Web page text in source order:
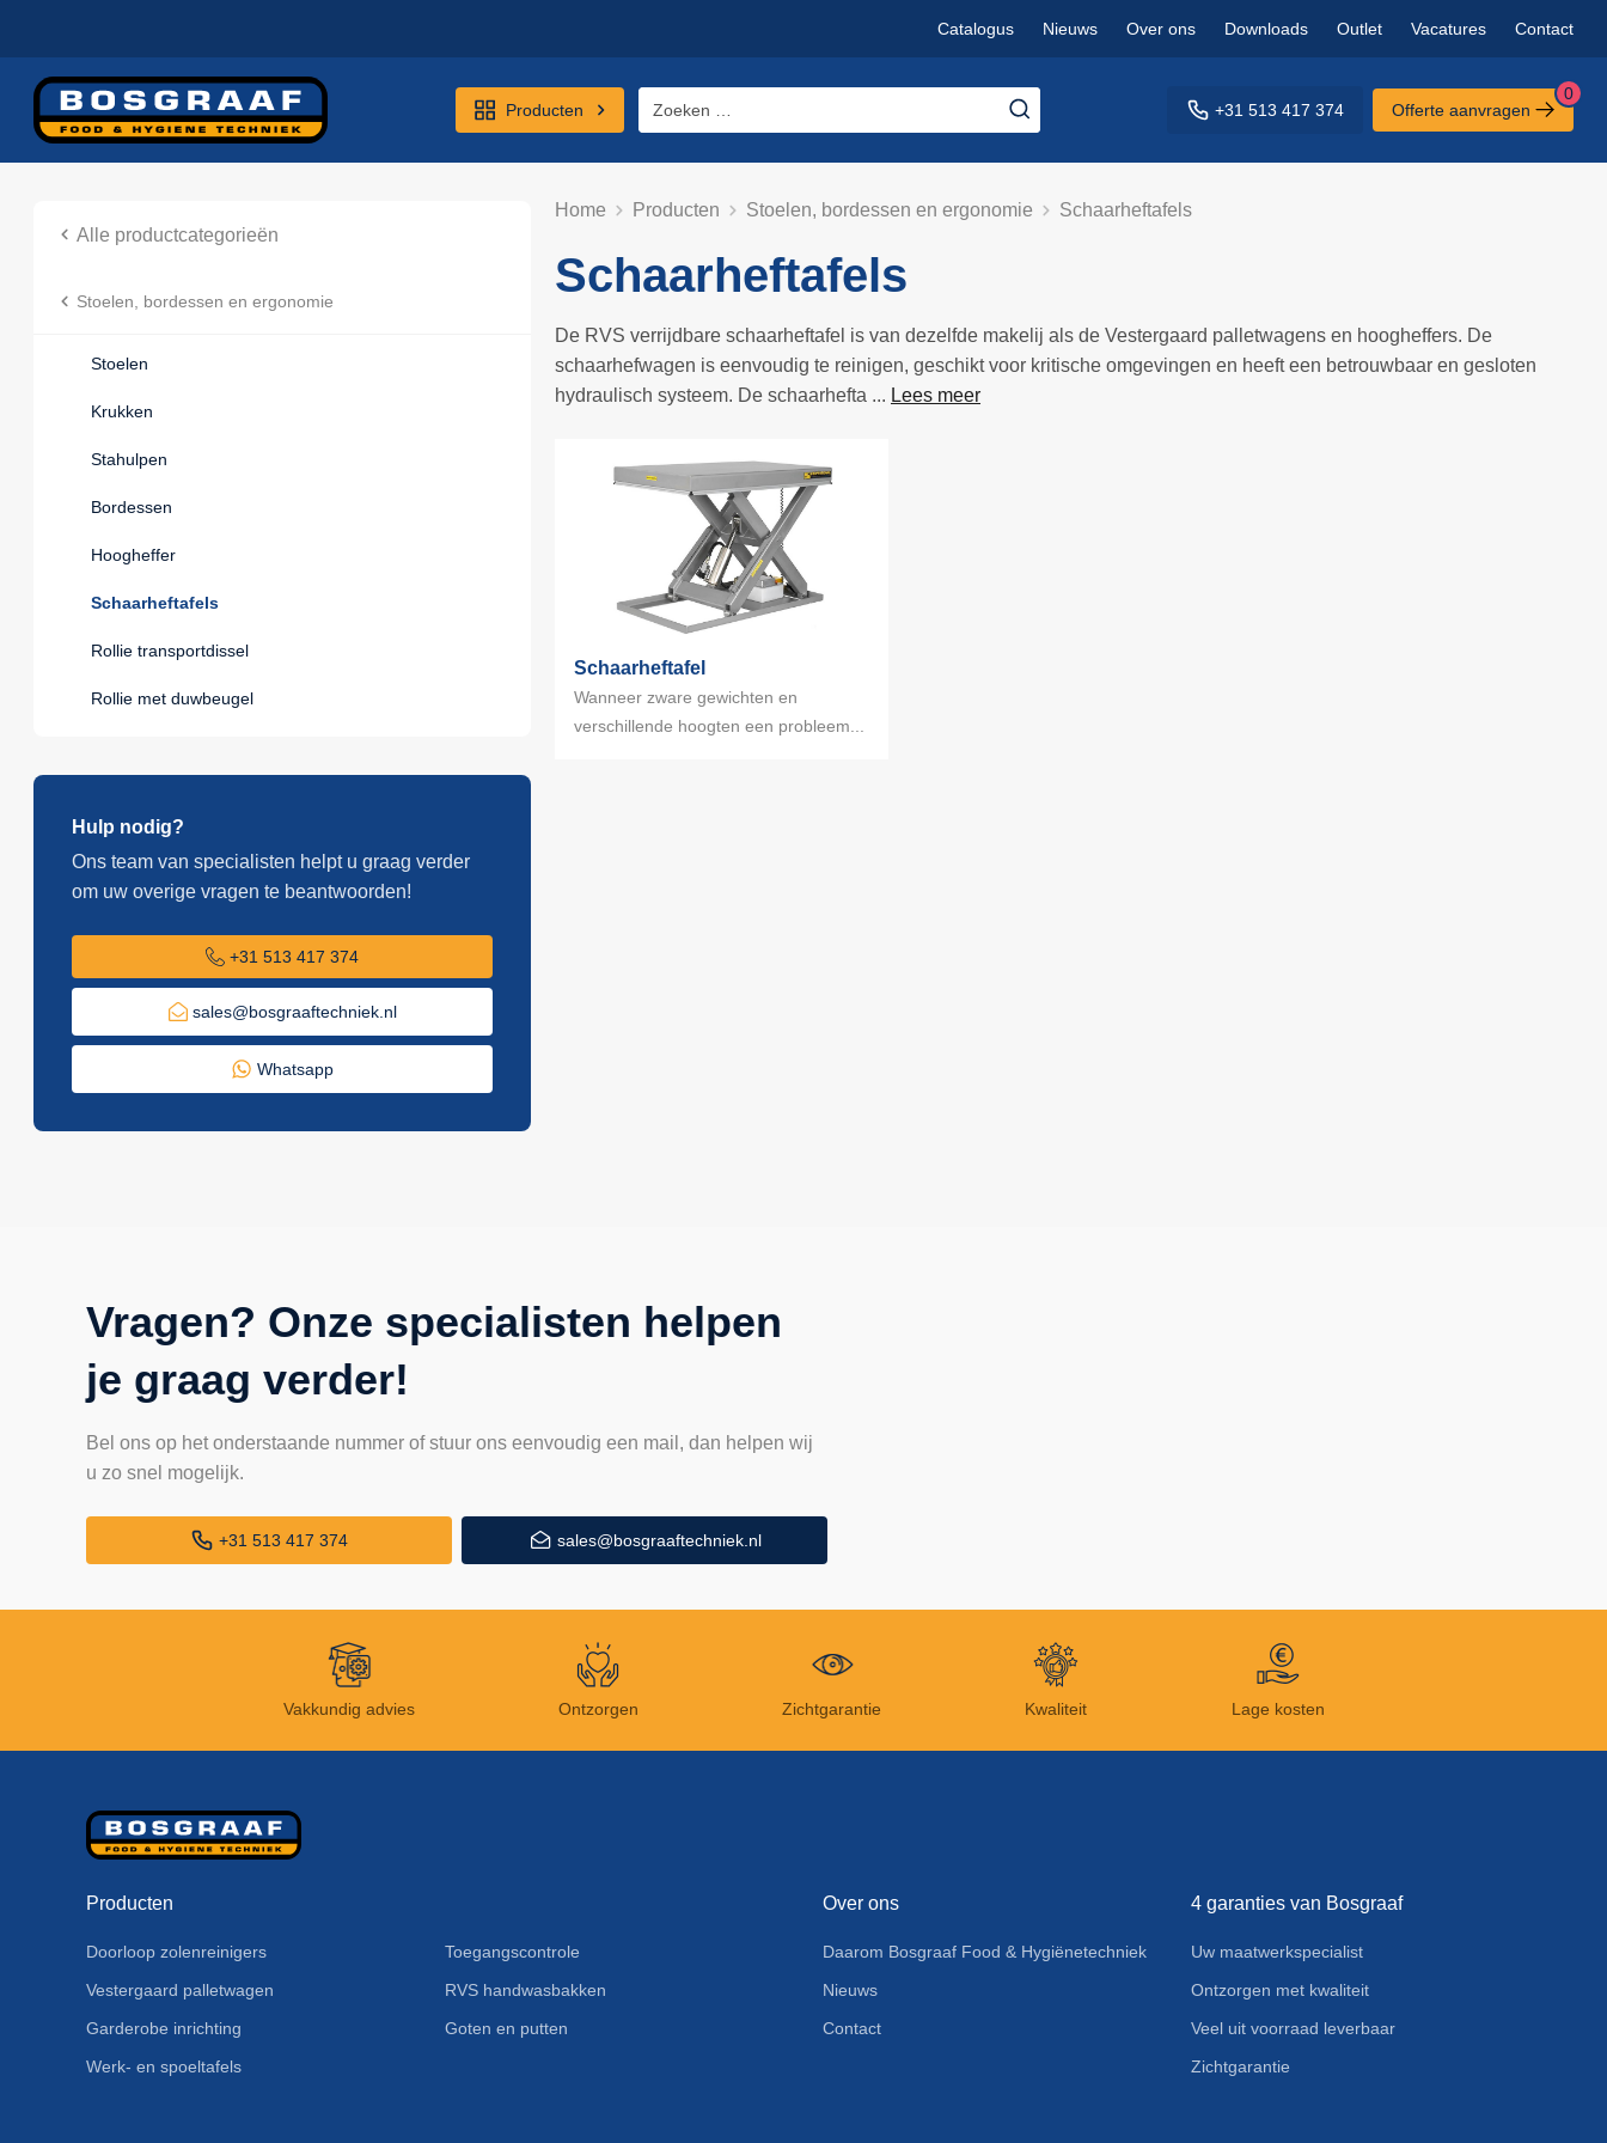
Catalogus Nieuws Over ons Downloads Outlet Vacatures Contact
Producten
naar:
+31 513 417 374 Offerte aanvragen
0
Alle productcategorieën
Stoelen, bordessen en ergonomie
Stoelen
Krukken
Stahulpen
Bordessen
Hoogheffer
Schaarheftafels
Rollie transportdissel
Rollie met duwbeugel
Hulp nodig?
Ons team van specialisten helpt u graag verder
om uw overige vragen te beantwoorden!
+31 513 417 374
sales@bosgraaftechniek.nl
Whatsapp
Home Producten Stoelen, bordessen en ergonomie Schaarheftafels
Schaarheftafels
De RVS verrijdbare schaarheftafel is van dezelfde makelij als de Vestergaard palletwagens en hoogheffers. De
schaarhefwagen is eenvoudig te reinigen, geschikt voor kritische omgevingen en heeft een betrouwbaar en gesloten
hydraulisch systeem. De schaarhefta ... Lees meer
Schaarheftafel
Wanneer zware gewichten en
verschillende hoogten een probleem...
Vragen? Onze specialisten helpen
je graag verder!
Bel ons op het onderstaande nummer of stuur ons eenvoudig een mail, dan helpen wij
u zo snel mogelijk.
+31 513 417 374 sales@bosgraaftechniek.nl
Vakkundig advies Ontzorgen Zichtgarantie Kwaliteit Lage kosten
Producten
Doorloop zolenreinigers
Vestergaard palletwagen
Garderobe inrichting
Werk- en spoeltafels
Toegangscontrole
RVS handwasbakken
Goten en putten
Over ons
Daarom Bosgraaf Food & Hygiënetechniek
Nieuws
Contact
4 garanties van Bosgraaf
Uw maatwerkspecialist
Ontzorgen met kwaliteit
Veel uit voorraad leverbaar
Zichtgarantie